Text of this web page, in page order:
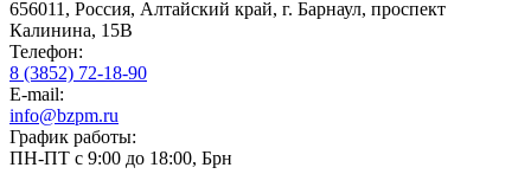
656011, Россия, Алтайский край, г. Барнаул, проспект
Калинина, 15В
Телефон:
8 (3852) 72-18-90
E-mail:
info@bzpm.ru
График работы:
ПН-ПТ с 9:00 до 18:00, Брн